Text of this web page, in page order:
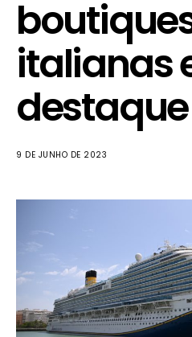
italianas
destaque
9 DE JUNHO DE 2023